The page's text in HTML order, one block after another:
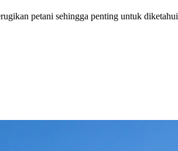
petani sehingga penting untuk